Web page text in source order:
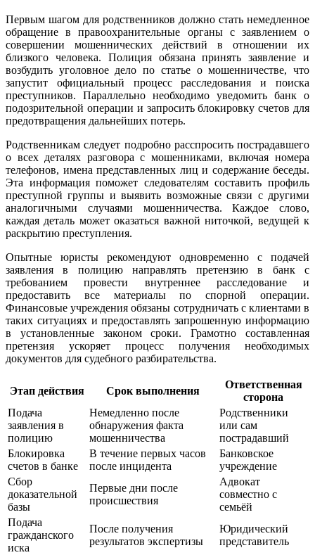
Первым шагом для родственников должно стать немедленное
обращение в правоохранительные органы с заявлением о
совершении мошеннических действий в отношении их
близкого человека. Полиция обязана принять заявление и
возбудить уголовное дело по статье о мошенничестве, что
запустит официальный процесс расследования и поиска
преступников. Параллельно необходимо уведомить банк о
подозрительной операции и запросить блокировку счетов для
предотвращения дальнейших потерь.
Родственникам следует подробно расспросить пострадавшего
о всех деталях разговора с мошенниками, включая номера
телефонов, имена представленных лиц и содержание беседы.
Эта информация поможет следователям составить профиль
преступной группы и выявить возможные связи с другими
аналогичными случаями мошенничества. Каждое слово,
каждая деталь может оказаться важной ниточкой, ведущей к
раскрытию преступления.
Опытные юристы рекомендуют одновременно с подачей
заявления в полицию направлять претензию в банк с
требованием провести внутреннее расследование и
предоставить все материалы по спорной операции.
Финансовые учреждения обязаны сотрудничать с клиентами в
таких ситуациях и предоставлять запрошенную информацию
в установленные законом сроки. Грамотно составленная
претензия ускоряет процесс получения необходимых
документов для судебного разбирательства.
Этап действия Срок выполнения
Ответственная
сторона
Подача
заявления в
полицию
Немедленно после
обнаружения факта
мошенничества
Родственники
или сам
пострадавший
Блокировка
счетов в банке
В течение первых часов
после инцидента
Банковское
учреждение
Сбор
доказательной
базы
Первые дни после
происшествия
Адвокат
совместно с
семьёй
Подача
гражданского
иска
После получения
результатов экспертизы
Юридический
представитель